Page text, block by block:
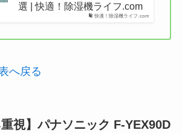
快適！除湿機ライフ.com
選 | 快適！除湿機ライフ.com
へ戻る
視】パナソニック F-YEX90D